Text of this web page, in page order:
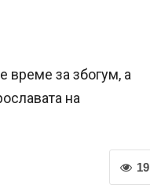
време за збогум, а
на
19